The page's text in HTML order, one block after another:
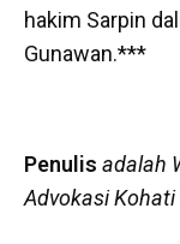
hakim Sarpin
Gunawan.***
Penulis adalah
Advokasi Kohati